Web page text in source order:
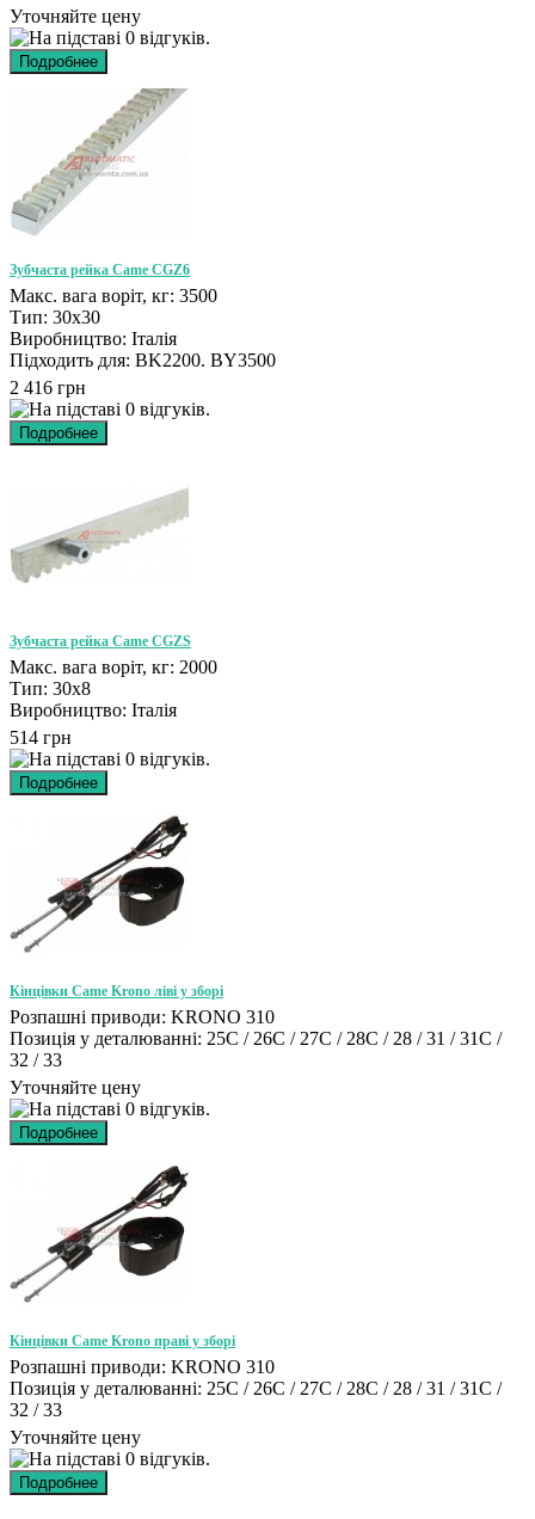
Уточняйте цену
Зубчаста рейка Came CGZ6
Макс. вага воріт, кг: 3500
Тип: 30x30
Виробництво: Італія
Підходить для: BK2200. BY3500
2 416 грн
Зубчаста рейка Came CGZS
Макс. вага воріт, кг: 2000
Тип: 30x8
Виробництво: Італія
514 грн
Кінцівки Came Krono ліві у зборі
Розпашні приводи: KRONO 310
Позиція у деталюванні: 25C / 26C / 27C / 28C / 28 / 31 / 31C /
32 / 33
Уточняйте цену
Кінцівки Came Krono праві у зборі
Розпашні приводи: KRONO 310
Позиція у деталюванні: 25C / 26C / 27C / 28C / 28 / 31 / 31C /
32 / 33
Уточняйте цену